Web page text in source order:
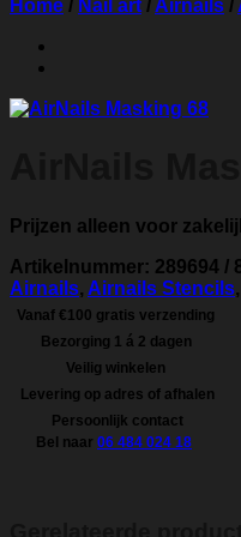
Home / Nail art / Airnails /
Prijzen alleen voor
Artikelnummer: 289694 /
Airnails, Airnails Stencils,
Vanaf €100 gratis verzending
Bezorging 1 á 2 dagen
Veilig winkelen
Levering op adres of afhalen
Persoonlijk contact
Bel naar 06 484 024 18